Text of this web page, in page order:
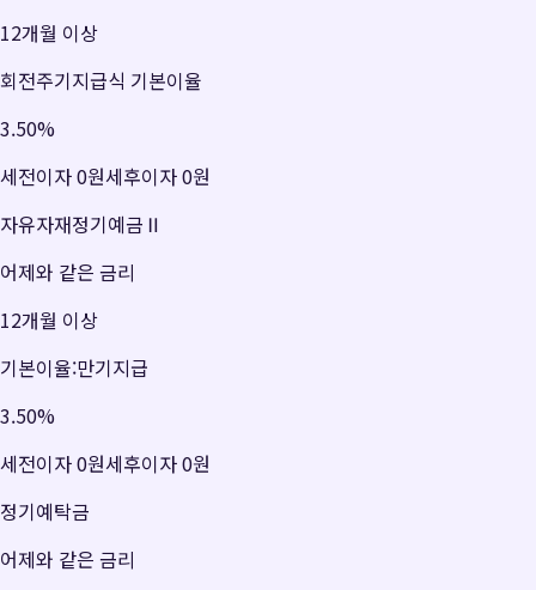
12개월 이상
회전주기지급식 기본이율
3.50%
세전이자0원세후이자0원
자유자재정기예금Ⅱ
어제와 같은 금리
12개월 이상
기본이율:만기지급
3.50%
세전이자0원세후이자0원
정기예탁금
어제와 같은 금리